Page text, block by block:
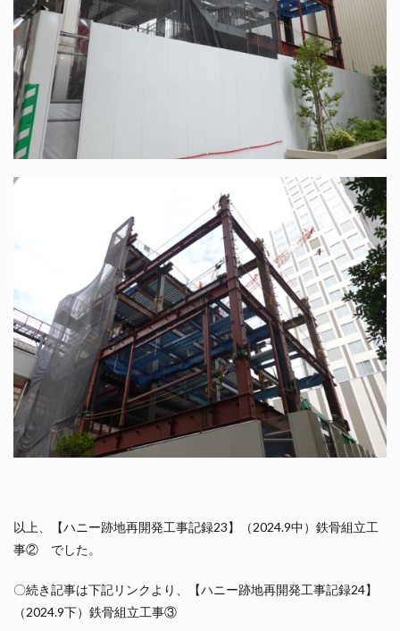
以上、【ハニー跡地再開発工事記録23】（2024.9中）鉄骨組立工
事② でした。
〇続き記事は下記リンクより、【ハニー跡地再開発工事記録24】
（2024.9下）鉄骨組立工事③